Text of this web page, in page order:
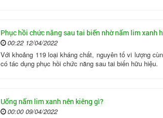
Phục hồi chức năng sau tai biến nhờ nấm lim xanh
00:22 12/04/2022
Với khoảng 119 loại kháng chất, nguyên tố vi lượng
có tác dụng phục hồi chức năng sau tai biến hữu hiệu.
Uống nấm lim xanh nên kiêng gì?
00:00 09/04/2022